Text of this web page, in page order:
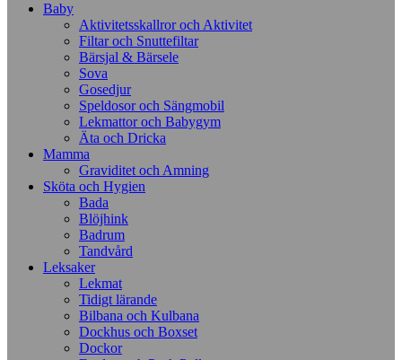
Baby
Aktivitetsskallror och Aktivitet
Filtar och Snuttefiltar
Bärsjal & Bärsele
Sova
Gosedjur
Speldosor och Sängmobil
Lekmattor och Babygym
Äta och Dricka
Mamma
Graviditet och Amning
Sköta och Hygien
Bada
Blöjhink
Badrum
Tandvård
Leksaker
Lekmat
Tidigt lärande
Bilbana och Kulbana
Dockhus och Boxset
Dockor